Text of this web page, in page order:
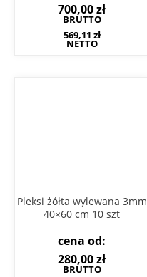
700,00zł
BRUTTO
569,11 zł
NETTO
Pleksi żółta wylewana 3mm
40×60 cm 10 szt
cena od:
280,00zł
BRUTTO